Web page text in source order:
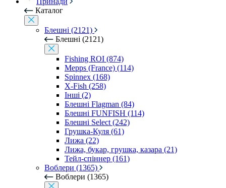
Каталог
Блешні (2121)
Блешні (2121)
Fishing ROI (874)
Mepps (France) (114)
Spinnex (168)
X-Fish (258)
Інші (2)
Блешні Flagman (84)
Блешні FUNFISH (114)
Блешні Select (242)
Грушка-Куля (61)
Лижа (22)
Лижа, букар, грушка, казара (21)
Тейл-спіннер (161)
Воблери (1365)
Воблери (1365)